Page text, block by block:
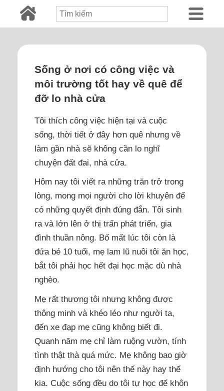
Sống ở nơi có công việc và
môi trường tốt hay về quê để
đỡ lo nhà cửa
Tôi thích công việc hiện tại và cuộc
sống, thời tiết ở đây hơn quê nhưng về
làm gần nhà sẽ không cần lo nghĩ
chuyện đất đai, nhà cửa.
Hôm nay tôi viết ra những trăn trở trong
lòng, mong mọi người cho lời khuyên để
có những quyết định đúng đắn. Tôi sinh
ra và lớn lên ở thị trấn phát triển, gia
đình thuần nông. Bố mất lúc tôi còn là
đứa bé 10 tuổi, mẹ lam lũ nuôi tôi ăn học,
bắt tôi phải học hết đại học mặc dù nhà
nghèo.
Mẹ rất thương tôi nhưng không được
thông minh và khéo léo như người ta,
đến xe đạp mẹ cũng không biết đi.
Quanh năm mẹ chỉ làm ruộng vườn, tính
tình thật thà quá mức. Mẹ không bao giờ
định hướng cho tôi nên thế này hay thế
kia. Cuộc sống đều do tôi tự học để khôn